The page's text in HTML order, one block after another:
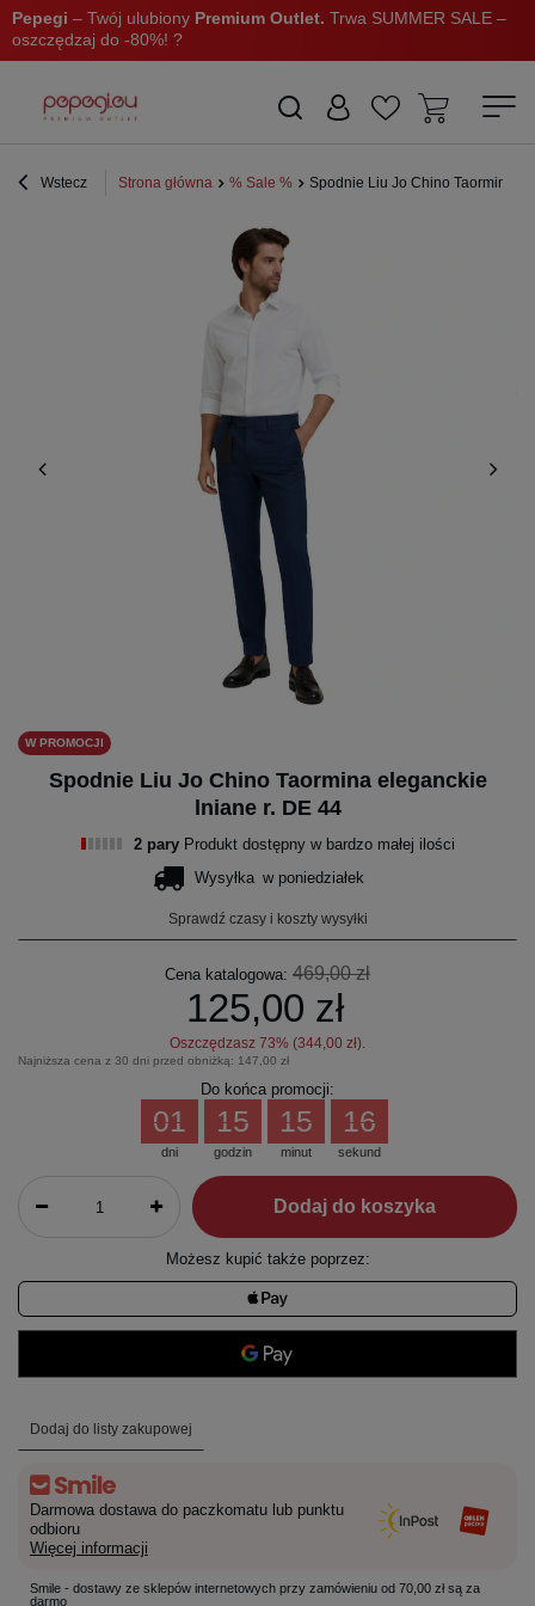
Pepegi – Twój ulubiony Premium Outlet. Trwa SUMMER SALE –
oszczędzaj do -80%! ?
Wstecz Strona główna % Sale % Spodnie Liu Jo Chino Taormina
W PROMOCJI
Spodnie Liu Jo Chino Taormina eleganckie
lniane r. DE 44
2 pary Produkt dostępny w bardzo małej ilości
Wysyłka w poniedziałek
Sprawdź czasy i koszty wysyłki
Cena katalogowa: 469,00 zł
125,00 zł
Oszczędzasz 73% (344,00 zł).
Najniższa cena z 30 dni przed obniżką: 147,00 zł
Do końca promocji:
dni
01
godzin
15
minut
15
sekund
16
Dodaj do koszyka
Możesz kupić także poprzez:
Dodaj do listy zakupowej
Darmowa dostawa do paczkomatu lub punktu
odbioru
Więcej informacji
Smile - dostawy ze sklepów internetowych przy zamówieniu od 70,00 zł są za
darmo